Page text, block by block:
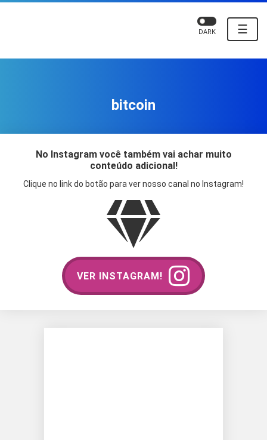
☰
DARK
bitcoin
No Instagram você também vai achar muito
conteúdo adicional!
Clique no link do botão para ver nosso canal no Instagram!
VER INSTAGRAM!